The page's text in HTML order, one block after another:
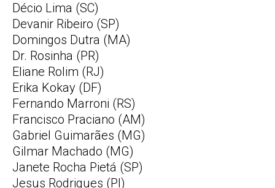
Décio Lima (SC)
Devanir Ribeiro (SP)
Domingos Dutra (MA)
Dr. Rosinha (PR)
Eliane Rolim (RJ)
Erika Kokay (DF)
Fernando Marroni (RS)
Francisco Praciano (AM)
Gabriel Guimarães (MG)
Gilmar Machado (MG)
Janete Rocha Pietá (SP)
Jesus Rodrigues (PI)